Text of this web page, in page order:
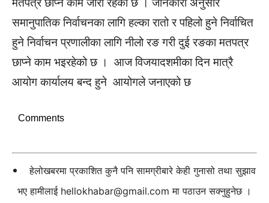
समानुपातिक निर्वाचनका लागि हल्का रातो र पहिलो हुने निर्वाचित
हुने निर्वाचन प्रणालीका लागि नीलो रङ गरी दुई रङका मतपत्र
छाप्ने काम भइरहेको छ । आज विजयादशमीका दिन मात्रै
आयोग कार्यालय बन्द हुने आयोगले जनाएको छ
Comments
हेलोखबरमा प्रकाशित कुनै पनि सामग्रीबारे केही गुनासो तथा सुझाव
भए हामीलाई hellokhabar@gmail.com मा पठाउन सक्नुहुनेछ ।